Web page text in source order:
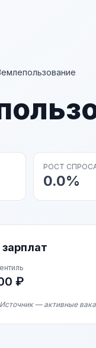
РОСТ
0.0%
₽
— активные